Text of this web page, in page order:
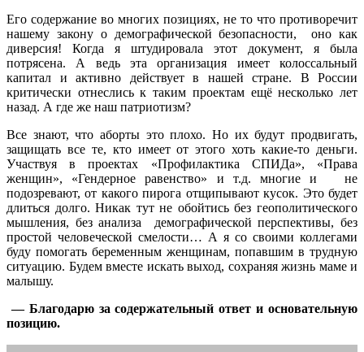
Его содержание во многих позициях, не то что противоречит
нашему закону о демографической безопасности, оно как
диверсия! Когда я штудировала этот документ, я была
потрясена. А ведь эта организация имеет колоссальный
капитал и активно действует в нашей стране. В России
критически отнеслись к таким проектам ещё несколько лет
назад. А где же наш патриотизм?
Все знают, что аборты это плохо. Но их будут продвигать,
защищать все те, кто имеет от этого хоть какие-то деньги.
Участвуя в проектах «Профилактика СПИДа», «Права
женщин», «Гендерное равенство» и т.д. многие и не
подозревают, от какого пирога отщипывают кусок. Это будет
длиться долго. Никак тут не обойтись без геополитического
мышления, без анализа демографической перспективы, без
простой человеческой смелости… А я со своими коллегами
буду помогать беременным женщинам, попавшим в трудную
ситуацию. Будем вместе искать выход, сохраняя жизнь маме и
малышу.
— Благодарю за содержательный ответ и основательную
позицию.